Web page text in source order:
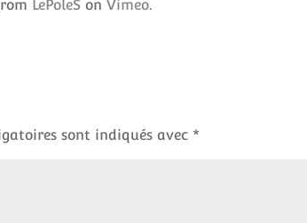
LePoleS onVimeo.
sont indiqués avec *